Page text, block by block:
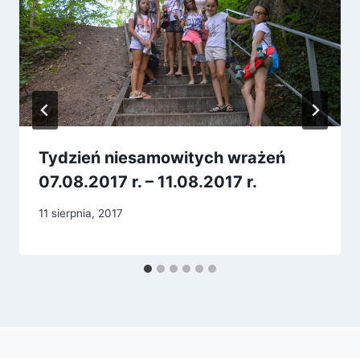
Tydzień niesamowitych wrażeń
07.08.2017 r. – 11.08.2017 r.
11 sierpnia, 2017